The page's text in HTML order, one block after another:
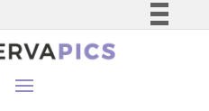
Simplifique!